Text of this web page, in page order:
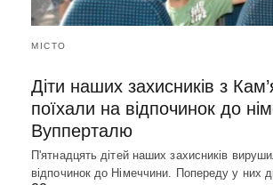
МІСТО
Діти наших захисників з
поїхали на відпочинок до
Вупперталю
П'ятнадцять дітей наших захисників
відпочинок до Німеччини. Попереду у них